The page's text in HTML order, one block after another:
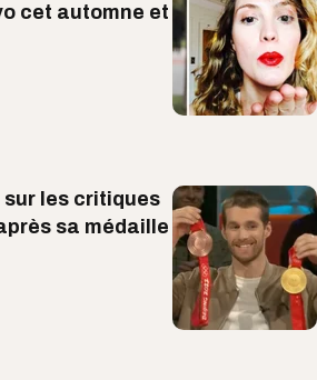
cet automne et
sur les critiques
sa médaille